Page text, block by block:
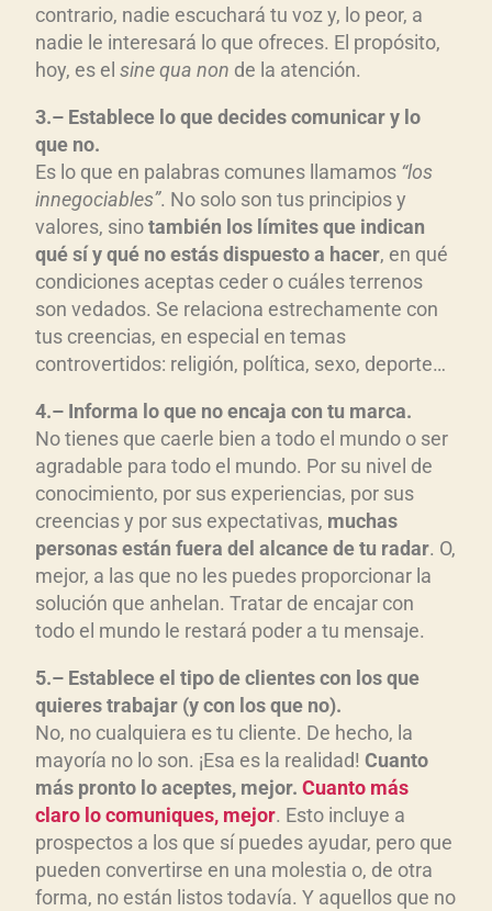
contrario, nadie escuchará tu voz y, lo peor, a
nadie le interesará lo que ofreces. El propósito,
hoy, es el sine qua non de la atención.
3.– Establece l o que decides comunicar y lo
que no.
Es lo que en palabras comunes llamamos “los
innegociables”. No solo son tus principios y
valores, sinotambién los l ímites que indican
qué sí y qué no estás dispuesto a hacer, en qué
condiciones aceptas ceder o cuáles terrenos
son vedados. Se relaciona estrechamente con
tus creencias, en especial en temas
controvertidos: religión, política, sexo, deporte…
4.– Informa l o que no encaja con tu marca.
No tienes que caerle bien a todo el mundo o ser
agradable para todo el mundo. Por su nivel de
conocimiento, por sus experiencias, por sus
creencias y por sus expectativas, muchas
personas están fuera del alcance de tu radar. O,
mejor, a las que no les puedes proporcionar la
solución que anhelan. Tratar de encajar con
todo el mundo le restará poder a tu mensaje.
5.– Establece e l tipo de clientes con los que
quieres trabajar (y con los que no).
No, no cualquiera es tu cliente. De hecho, la
mayoría no lo son. ¡Esa es la realidad! Cuanto
más pronto lo aceptes, mejor. Cuanto más
claro lo comuniques, mejor. Esto incluye a
prospectos a los que sí puedes ayudar, pero que
pueden convertirse en una molestia o, de otra
forma, no están listos todavía. Y aquellos que no